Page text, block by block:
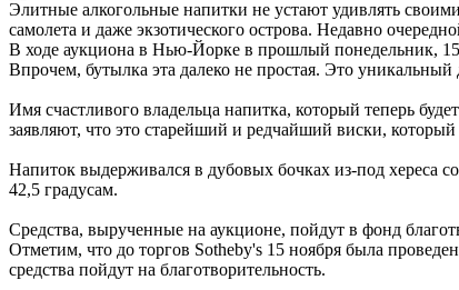
Элитные алкогольные напитки не устают удивлять
самолета и даже экзотического острова. Недавно
В ходе аукциона в Нью-Йорке в прошлый понедельник,
Впрочем, бутылка эта далеко не простая. Это
Имя счастливого владельца напитка, который теперь
заявляют, что это старейший и редчайший виски,
Напиток выдерживался в дубовых бочках из-под хереса
42,5 градусам.
Средства, вырученные на аукционе, пойдут в фонд
Отметим, что до торгов Sotheby's 15 ноября была
средства пойдут на благотворительность.